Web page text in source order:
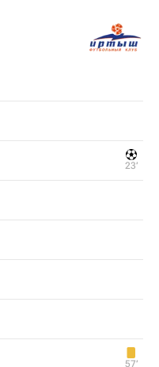
23‎’‎
57‎’‎